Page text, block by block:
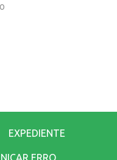
EXPEDIENTE